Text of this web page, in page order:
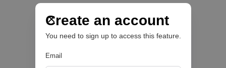
Create an account
You need to sign up to access this feature.
Email
millones para expandir su plataforma de
crédito y cashback para empleados
CRÉDITO DIGITAL 💰
Pipeline Valor | August